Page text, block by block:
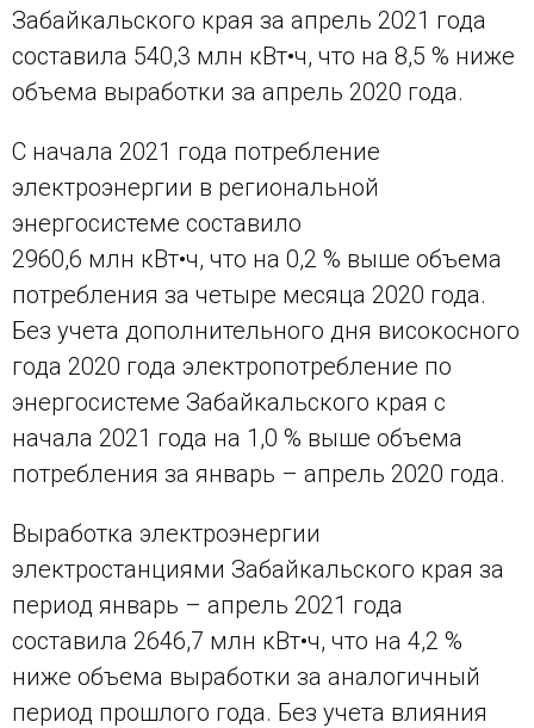
Забайкальского края за апрель 2021 года
составила 540,3 млн кВт•ч, что на 8,5 % ниже
объема выработки за апрель 2020 года.
С начала 2021 года потребление
электроэнергии в региональной
энергосистеме составило
2960,6 млн кВт•ч, что на 0,2 % выше объема
потребления за четыре месяца 2020 года.
Без учета дополнительного дня високосного
года 2020 года электропотребление по
энергосистеме Забайкальского края с
начала 2021 года на 1,0 % выше объема
потребления за январь – апрель 2020 года.
Выработка электроэнергии
электростанциями Забайкальского края за
период январь – апрель 2021 года
составила 2646,7 млн кВт•ч, что на 4,2 %
ниже объема выработки за аналогичный
период прошлого года. Без учета влияния